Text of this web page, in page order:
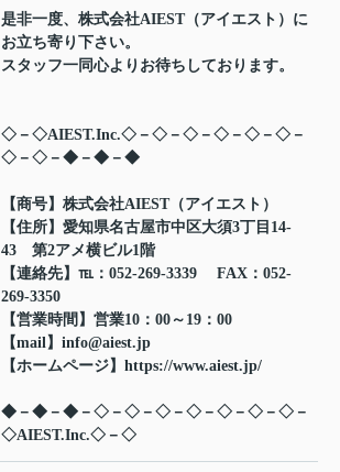
是非一度、株式会社AIEST（アイエスト）に
お立ち寄り下さい。
スタッフ一同心よりお待ちしております。
◇－◇AIEST.Inc.◇－◇－◇－◇－◇－◇－
◇－◇－◆－◆－◆
【商号】株式会社AIEST（アイエスト）
【住所】愛知県名古屋市中区大須3丁目14-
43 第2アメ横ビル1階
【連絡先】℡：052-269-3339 FAX：052-
269-3350
【営業時間】営業10：00～19：00
【mail】info@aiest.jp
【ホームページ】https://www.aiest.jp/
◆－◆－◆－◇－◇－◇－◇－◇－◇－◇－
◇AIEST.Inc.◇－◇